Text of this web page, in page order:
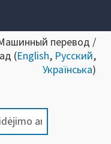
перевод /
(English, Русский,
Українська)